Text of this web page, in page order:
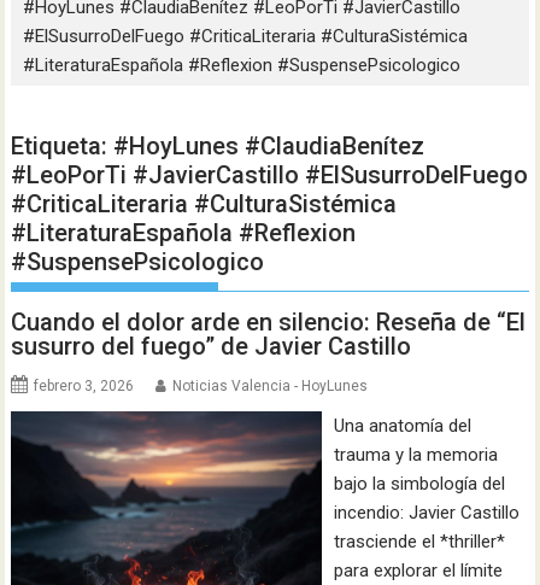
#HoyLunes #ClaudiaBenítez #LeoPorTi #JavierCastillo
#ElSusurroDelFuego #CriticaLiteraria #CulturaSistémica
#LiteraturaEspañola #Reflexion #SuspensePsicologico
Etiqueta: #HoyLunes #ClaudiaBenítez
#LeoPorTi #JavierCastillo #ElSusurroDelFuego
#CriticaLiteraria #CulturaSistémica
#LiteraturaEspañola #Reflexion
#SuspensePsicologico
Cuando el dolor arde en silencio: Reseña de “El
susurro del fuego” de Javier Castillo
febrero 3, 2026 Noticias Valencia - HoyLunes
Una anatomía del
trauma y la memoria
bajo la simbología del
incendio: Javier Castillo
trasciende el *thriller*
para explorar el límite